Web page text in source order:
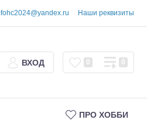
Наши реквизиты
ВХОД 0 0
ПРО ХОББИ